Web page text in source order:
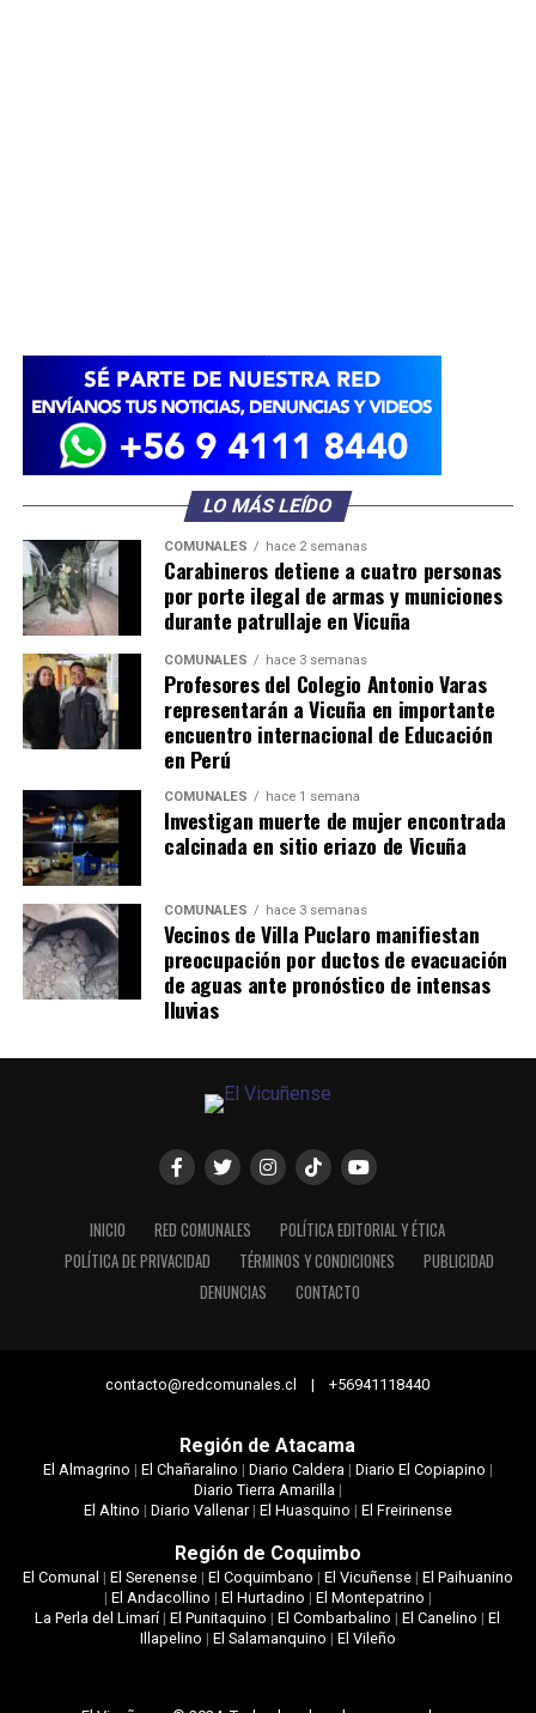
LO MÁS LEÍDO
COMUNALES hace 2 semanas
Carabineros detiene a cuatro personas
por porte ilegal de armas y municiones
durante patrullaje en Vicuña
COMUNALES hace 3 semanas
Profesores del Colegio Antonio Varas
representarán a Vicuña en importante
encuentro internacional de Educación
en Perú
COMUNALES hace 1 semana
Investigan muerte de mujer encontrada
calcinada en sitio eriazo de Vicuña
COMUNALES hace 3 semanas
Vecinos de Villa Puclaro manifiestan
preocupación por ductos de evacuación
de aguas ante pronóstico de intensas
lluvias
INICIO RED COMUNALES
POLÍTICA EDITORIAL Y ÉTICA
POLÍTICA DE PRIVACIDAD
TÉRMINOS Y CONDICIONES
PUBLICIDAD
DENUNCIAS
CONTACTO
contacto@redcomunales.cl | +56941118440
Región de Atacama
El Almagrino | El Chañaralino | Diario Caldera| Diario El Copiapino |
Diario Tierra Amarilla|
El Altino | Diario Vallenar| El Huasquino | El Freirinense
Región de Coquimbo
El Comunal | El Serenense| El Coquimbano | El Vicuñense| El Paihuanino
| El Andacollino | El Hurtadino | El Montepatrino |
La Perla del Limarí|El Punitaquino |El Combarbalino |El Canelino |El
Illapelino | El Salamanquino | El Vileño